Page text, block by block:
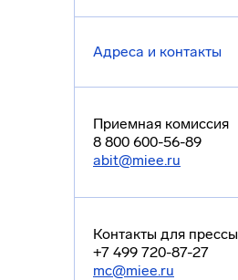
Адреса и контакты
Приемная комиссия
8 800 600-56-89
abit@miee.ru
Контакты для прессы
+7 499 720-87-27
mc@miee.ru